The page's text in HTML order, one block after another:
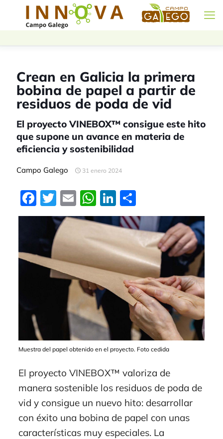
Crean en Galicia la primera
bobina de papel a partir de
residuos de poda de vid
El proyecto VINEBOX™ consigue este hito
que supone un avance en materia de
eficiencia y sostenibilidad
Campo Galego 31 enero 2024
Facebook
Twitter
EmailWhatsApp
LinkedIn
Compartir
Muestra del papel obtenido en el proyecto. Foto cedida
El proyecto VINEBOX™ valoriza de
manera sostenible los residuos de poda de
vid y consigue un nuevo hito: desarrollar
con éxito una bobina de papel con unas
características muy especiales. La